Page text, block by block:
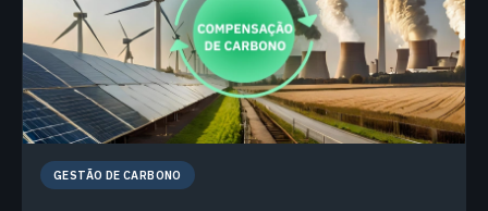
GESTÃO DE CARBONO